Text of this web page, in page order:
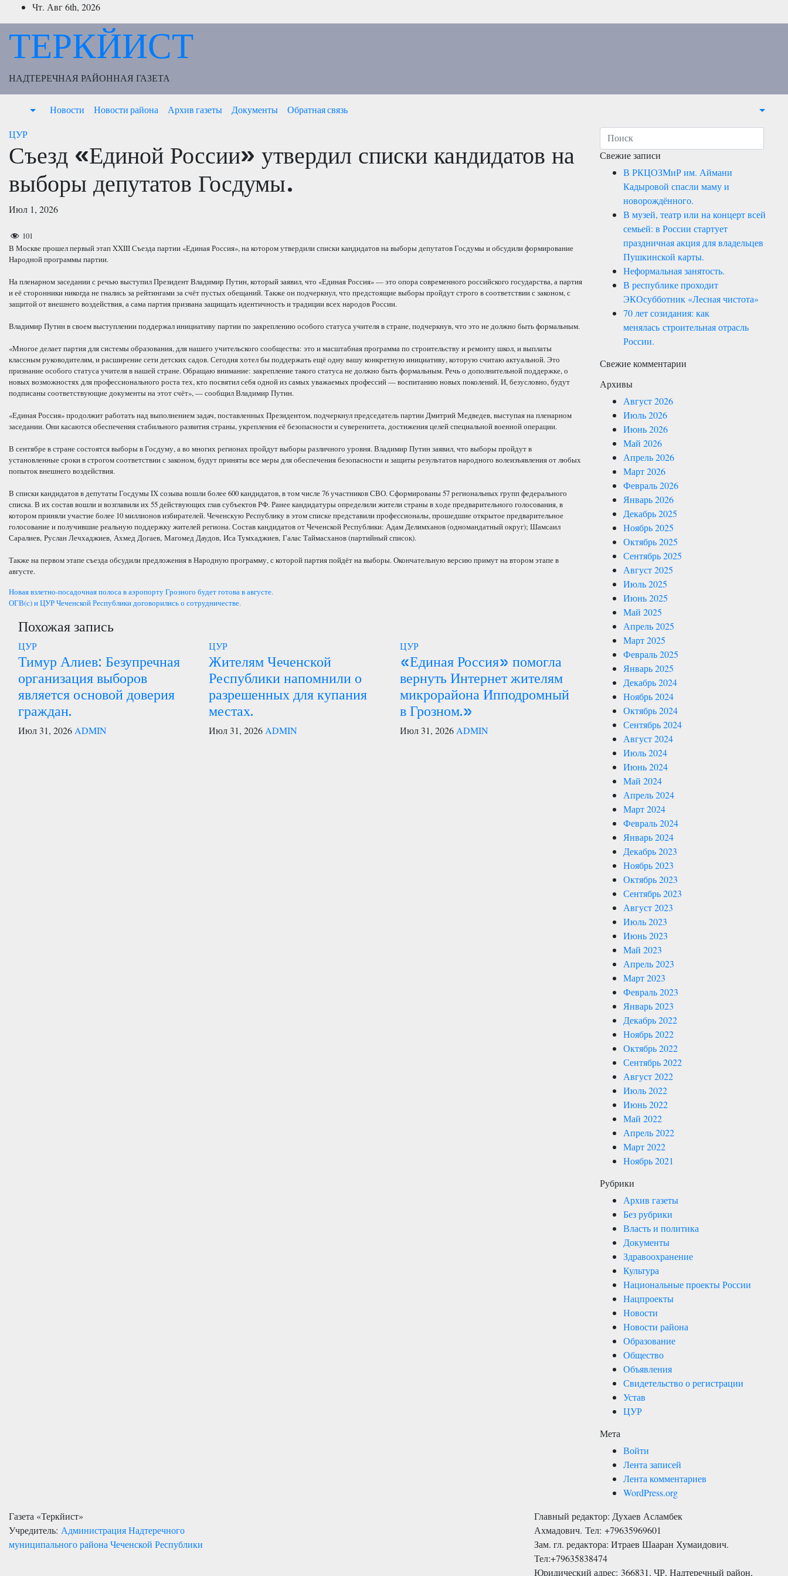
Перейти
содержимому
Чт. Авг 6th, 2026
ТЕРКЙИСТ
НАДТЕРЕЧНАЯ РАЙОННАЯ ГАЗЕТА
Новости Новости района Архив газеты Документы Обратная связь
ЦУР
Съезд «Единой России» утвердил списки кандидатов на
выборы депутатов Госдумы.
Июл 1, 2026
101
В Москве прошел первый этап XXIII Съезда партии «Единая Россия», на котором утвердили списки кандидатов на выборы депутатов Госдумы и обсудили формирование
Народной программы партии.
На пленарном заседании с речью выступил Президент Владимир Путин, который заявил, что «Единая Россия» — это опора современного российского государства, а партия
и её сторонники никогда не гнались за рейтингами за счёт пустых обещаний. Также он подчеркнул, что предстоящие выборы пройдут строго в соответствии с законом, с
защитой от внешнего воздействия, а сама партия призвана защищать идентичность и традиции всех народов России.
Владимир Путин в своем выступлении поддержал инициативу партии по закреплению особого статуса учителя в стране, подчеркнув, что это не должно быть формальным.
«Многое делает партия для системы образования, для нашего учительского сообщества: это и масштабная программа по строительству и ремонту школ, и выплаты
классным руководителям, и расширение сети детских садов. Сегодня хотел бы поддержать ещё одну вашу конкретную инициативу, которую считаю актуальной. Это
признание особого статуса учителя в нашей стране. Обращаю внимание: закрепление такого статуса не должно быть формальным. Речь о дополнительной поддержке, о
новых возможностях для профессионального роста тех, кто посвятил себя одной из самых уважаемых профессий — воспитанию новых поколений. И, безусловно, будут
подписаны соответствующие документы на этот счёт», — сообщил Владимир Путин.
«Единая Россия» продолжит работать над выполнением задач, поставленных Президентом, подчеркнул председатель партии Дмитрий Медведев, выступая на пленарном
заседании. Они касаются обеспечения стабильного развития страны, укрепления её безопасности и суверенитета, достижения целей специальной военной операции.
В сентябре в стране состоятся выборы в Госдуму, а во многих регионах пройдут выборы различного уровня. Владимир Путин заявил, что выборы пройдут в
установленные сроки в строгом соответствии с законом, будут приняты все меры для обеспечения безопасности и защиты результатов народного волеизъявления от любых
попыток внешнего воздействия.
В списки кандидатов в депутаты Госдумы IX созыва вошли более 600 кандидатов, в том числе 76 участников СВО. Сформированы 57 региональных групп федерального
списка. В их состав вошли и возглавили их 55 действующих глав субъектов РФ. Ранее кандидатуры определили жители страны в ходе предварительного голосования, в
котором приняли участие более 10 миллионов избирателей. Чеченскую Республику в этом списке представили профессионалы, прошедшие открытое предварительное
голосование и получившие реальную поддержку жителей региона. Состав кандидатов от Чеченской Республики: Адам Делимханов (одномандатный округ); Шамсаил
Саралиев, Руслан Лечхаджиев, Ахмед Догаев, Магомед Даудов, Иса Тумхаджиев, Галас Таймасханов (партийный список).
Также на первом этапе съезда обсудили предложения в Народную программу, с которой партия пойдёт на выборы. Окончательную версию примут на втором этапе в
августе.
Навигация
по
записям
Новая взлетно-посадочная полоса в аэропорту Грозного будет готова в августе.
ОГВ(с) и ЦУР Чеченской Республики договорились о сотрудничестве.
Похожая запись
ЦУР
Тимур Алиев: Безупречная
организация выборов
является основой доверия
граждан.
Июл 31, 2026 ADMIN
ЦУР
Жителям Чеченской
Республики напомнили о
разрешенных для купания
местах.
Июл 31, 2026 ADMIN
ЦУР
«Единая Россия» помогла
вернуть Интернет жителям
микрорайона Ипподромный
в Грозном.»
Июл 31, 2026 ADMIN
Свежие записи
В РКЦОЗМиР им. Аймани
Кадыровой спасли маму и
новорождённого.
В музей, театр или на концерт всей
семьей: в России стартует
праздничная акция для владельцев
Пушкинской карты.
Неформальная занятость.
В республике проходит
ЭКОсубботник «Лесная чистота»
70 лет созидания: как
менялась строительная отрасль
России.
Свежие комментарии
Архивы
Август 2026
Июль 2026
Июнь 2026
Май 2026
Апрель 2026
Март 2026
Февраль 2026
Январь 2026
Декабрь 2025
Ноябрь 2025
Октябрь 2025
Сентябрь 2025
Август 2025
Июль 2025
Июнь 2025
Май 2025
Апрель 2025
Март 2025
Февраль 2025
Январь 2025
Декабрь 2024
Ноябрь 2024
Октябрь 2024
Сентябрь 2024
Август 2024
Июль 2024
Июнь 2024
Май 2024
Апрель 2024
Март 2024
Февраль 2024
Январь 2024
Декабрь 2023
Ноябрь 2023
Октябрь 2023
Сентябрь 2023
Август 2023
Июль 2023
Июнь 2023
Май 2023
Апрель 2023
Март 2023
Февраль 2023
Январь 2023
Декабрь 2022
Ноябрь 2022
Октябрь 2022
Сентябрь 2022
Август 2022
Июль 2022
Июнь 2022
Май 2022
Апрель 2022
Март 2022
Ноябрь 2021
Рубрики
Архив газеты
Без рубрики
Власть и политика
Документы
Здравоохранение
Культура
Национальные проекты России
Нацпроекты
Новости
Новости района
Образование
Общество
Объявления
Свидетельство о регистрации
Устав
ЦУР
Мета
Войти
Лента записей
Лента комментариев
WordPress.org
Газета «Теркйист»
Учредитель: Администрация Надтеречного
муниципального района Чеченской Республики
Главный редактор: Духаев Асламбек
Ахмадович. Тел: +79635969601
Зам. гл. редактора: Итраев Шааран Хумаидович.
Тел:+79635838474
Юридический адрес: 366831, ЧР, Надтеречный район,